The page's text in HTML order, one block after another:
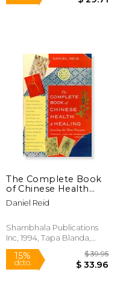
dcto.
The Complete Book
of Chinese Health
and Healing: Guarding
the Three Treasures
Daniel Reid
Shambhala Publications
Inc, 1994, Tapa Blanda,
Nuevo